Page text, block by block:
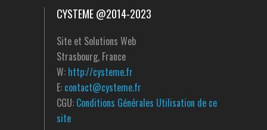
CYSTEME @2014-2023
Site et Solutions Web
Strasbourg, France
W: http://cysteme.fr
E: contact@cysteme.fr
CGU: Conditions Générales Utilisation de ce
site